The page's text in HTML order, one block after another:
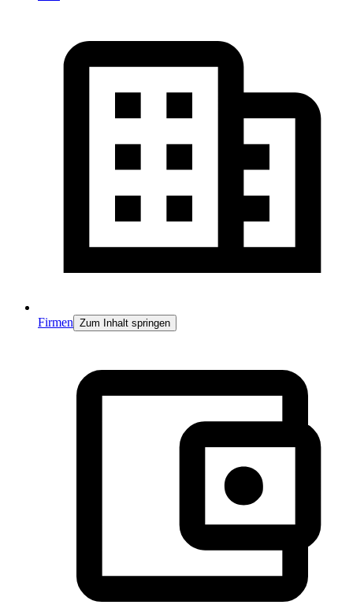
Firmen Zum Inhalt springen